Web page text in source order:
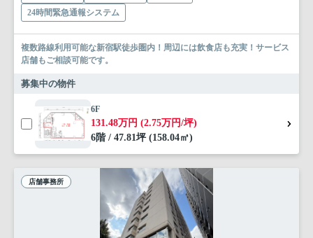
24時間緊急通報システム
複数路線利用可能な新宿駅徒歩圏内！周辺には飲食店も充実！サービス
店舗もご相談可能です。
募集中の物件
6F
131.48万円 (2.75万円/坪)
6階 / 47.81坪 (158.04㎡)
店舗事務所